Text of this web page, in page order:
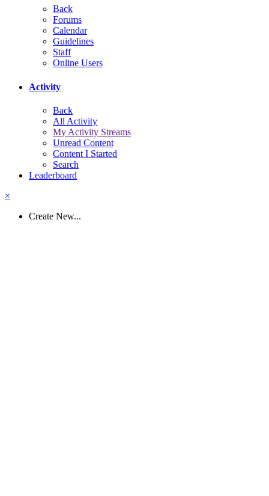
Back
Forums
Calendar
Guidelines
Staff
Online Users
Activity
Back
All Activity
My Activity Streams
Unread Content
Content I Started
Search
Leaderboard
×
Create New...